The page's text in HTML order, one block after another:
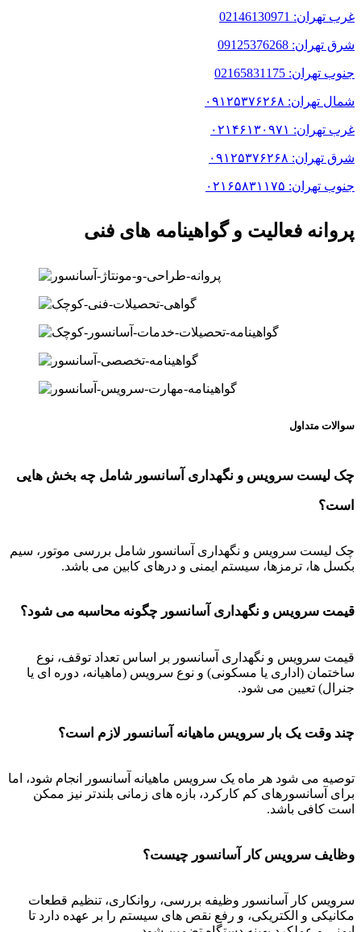
غرب تهران: 02146130971
شرق تهران: 09125376268
جنوب تهران: 02165831175
شمال تهران: ۰۹۱۲۵۳۷۶۲۶۸
غرب تهران: ۰۲۱۴۶۱۳۰۹۷۱
شرق تهران: ۰۹۱۲۵۳۷۶۲۶۸
جنوب تهران: ۰۲۱۶۵۸۳۱۱۷۵
پروانه فعالیت و گواهینامه های فنی
سوالات متداول
چک لیست سرویس و نگهداری آسانسور شامل چه بخش هایی
است؟
چک لیست سرویس و نگهداری آسانسور شامل بررسی موتور، سیم
بکسل ها، ترمزها، سیستم ایمنی و درهای کابین می باشد.
قیمت سرویس و نگهداری آسانسور چگونه محاسبه می شود؟
قیمت سرویس و نگهداری آسانسور بر اساس تعداد توقف، نوع
ساختمان (اداری یا مسکونی) و نوع سرویس (ماهیانه، دوره ای یا
جنرال) تعیین می شود.
چند وقت یک بار سرویس ماهیانه آسانسور لازم است؟
توصیه می شود هر ماه یک سرویس ماهیانه آسانسور انجام شود، اما
برای آسانسورهای کم کارکرد، بازه های زمانی بلندتر نیز ممکن
است کافی باشد.
وظایف سرویس کار آسانسور چیست؟
سرویس کار آسانسور وظیفه بررسی، روانکاری، تنظیم قطعات
مکانیکی و الکتریکی، و رفع نقص های سیستم را بر عهده دارد تا